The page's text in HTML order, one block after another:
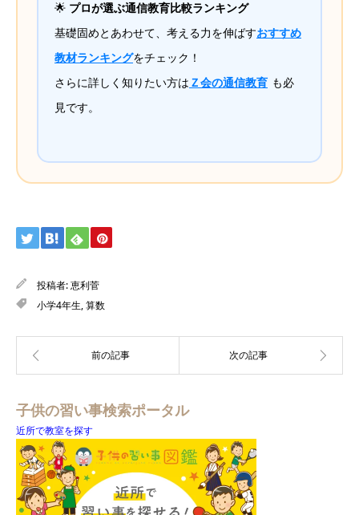
🌟 プロが選ぶ通信教育比較ランキング
基礎固めとあわせて、考える力を伸ばすおすすめ
教材ランキングをチェック！
さらに詳しく知りたい方は Ｚ会の通信教育 も必
見です。
投稿者:恵利菅
小学4年生,算数
子供の習い事検索ポータル
近所で教室を探す